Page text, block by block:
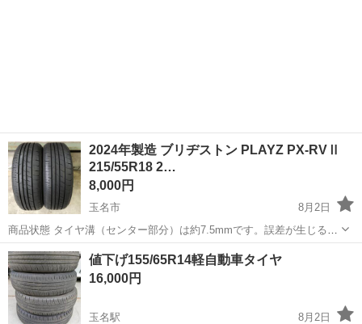
2024年製造 ブリヂストン PLAYZ PX-RVⅡ
215/55R18 2…
8,000円
玉名市
8月2日
商品状態 タイヤ溝（センター部分）は約7.5mmです。誤差が生じるこ
とがあります。予めご了承ください。中古品で、使用感や経年劣化な
どあります。パンク修理・エア漏れなどないと思います。タイヤの状
態について、主観での判断のため、...
熊本 玉名市 タイヤ、ホイール ブリヂストン
値下げ155/65R14軽自動車タイヤ
16,000円
玉名駅
8月2日